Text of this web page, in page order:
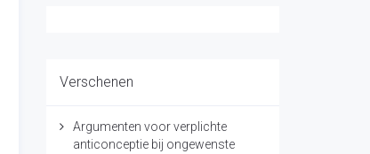
Verschenen
Argumenten voor verplichte
anticonceptie bij ongewenste